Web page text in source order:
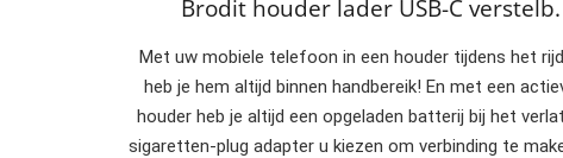
Brodit houder lader USB-C
Met uw mobiele telefoon in een houder tijdens het
heb je hem altijd binnen handbereik! En met een
houder heb je altijd een opgeladen batterij bij het
sigaretten-plug adapter u kiezen om verbinding te